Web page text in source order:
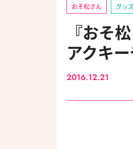
おそ松さん グッ
『おそ
アクキ
2016.12.21